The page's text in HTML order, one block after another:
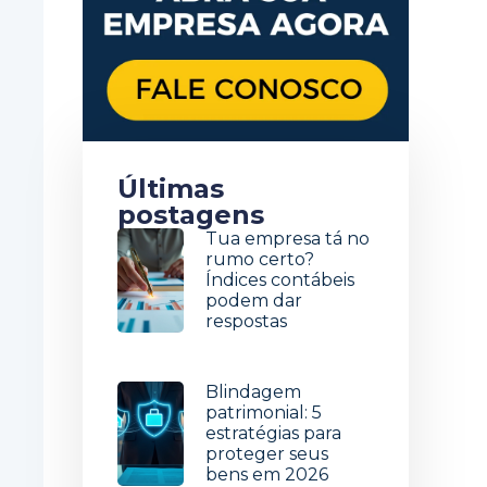
Últimas
postagens
Tua empresa tá no
rumo certo?
Índices contábeis
podem dar
respostas
Blindagem
patrimonial: 5
estratégias para
proteger seus
bens em 2026